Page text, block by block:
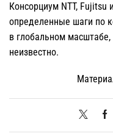
Консорциум NTT, Fujitsu
определенные шаги по
в глобальном масштабе,
неизвестно.